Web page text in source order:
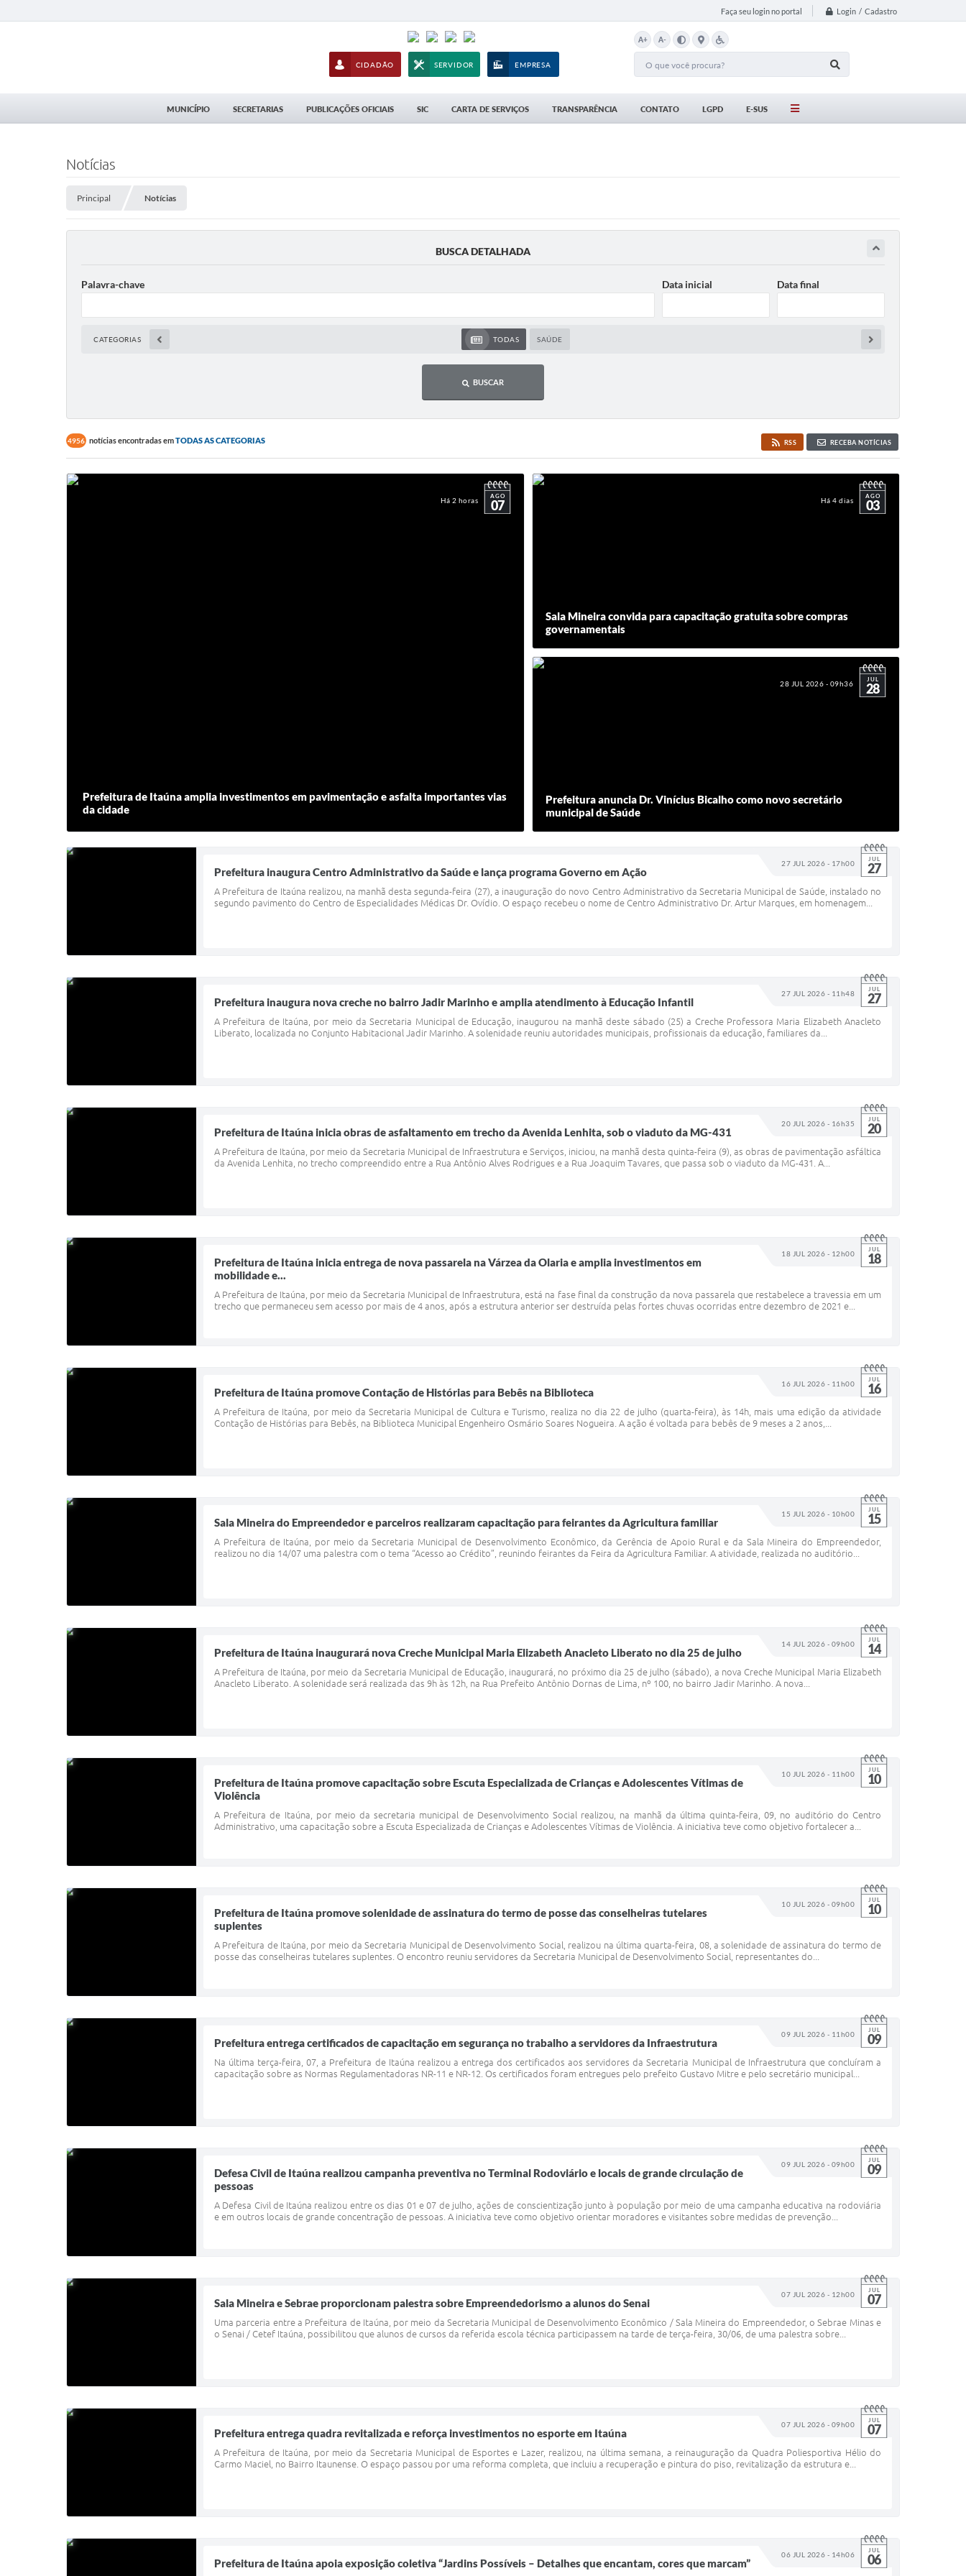
Faça seu login no portal Login / Cadastro
CIDADÃO SERVIDOR EMPRESA
A+ A-
MUNICÍPIO SECRETARIAS PUBLICAÇÕES OFICIAIS SIC CARTA DE SERVIÇOS TRANSPARÊNCIA CONTATO LGPD E-SUS
Notícias
Principal Notícias
BUSCA DETALHADA
Palavra-chave Data inicial Data final
CATEGORIAS TODAS SAÚDE
BUSCAR
4956 notícias encontradas emTODAS AS CATEGORIAS RSS RECEBA NOTÍCIAS
Há 2 horas AGO
07
Prefeitura de Itaúna amplia investimentos em pavimentação e asfalta importantes vias
da cidade
Há 4 dias AGO
03
Sala Mineira convida para capacitação gratuita sobre compras
governamentais
28 JUL 2026 - 09h36 JUL
28
Prefeitura anuncia Dr. Vinícius Bicalho como novo secretário
municipal de Saúde
27 JUL 2026 - 17h00 JUL
27
Prefeitura inaugura Centro Administrativo da Saúde e lança programa Governo em Ação
A Prefeitura de Itaúna realizou, na manhã desta segunda-feira (27), a inauguração do novo Centro Administrativo da Secretaria Municipal de Saúde, instalado no
segundo pavimento do Centro de Especialidades Médicas Dr. Ovídio. O espaço recebeu o nome de Centro Administrativo Dr. Artur Marques, em homenagem...
27 JUL 2026 - 11h48 JUL
27
Prefeitura inaugura nova creche no bairro Jadir Marinho e amplia atendimento à Educação Infantil
A Prefeitura de Itaúna, por meio da Secretaria Municipal de Educação, inaugurou na manhã deste sábado (25) a Creche Professora Maria Elizabeth Anacleto
Liberato, localizada no Conjunto Habitacional Jadir Marinho. A solenidade reuniu autoridades municipais, profissionais da educação, familiares da...
20 JUL 2026 - 16h35 JUL
20
Prefeitura de Itaúna inicia obras de asfaltamento em trecho da Avenida Lenhita, sob o viaduto da MG-431
A Prefeitura de Itaúna, por meio da Secretaria Municipal de Infraestrutura e Serviços, iniciou, na manhã desta quinta-feira (9), as obras de pavimentação asfáltica
da Avenida Lenhita, no trecho compreendido entre a Rua Antônio Alves Rodrigues e a Rua Joaquim Tavares, que passa sob o viaduto da MG-431. A...
18 JUL 2026 - 12h00 JUL
18
Prefeitura de Itaúna inicia entrega de nova passarela na Várzea da Olaria e amplia investimentos em
mobilidade e...
A Prefeitura de Itaúna, por meio da Secretaria Municipal de Infraestrutura, está na fase final da construção da nova passarela que restabelece a travessia em um
trecho que permaneceu sem acesso por mais de 4 anos, após a estrutura anterior ser destruída pelas fortes chuvas ocorridas entre dezembro de 2021 e...
16 JUL 2026 - 11h00 JUL
16
Prefeitura de Itaúna promove Contação de Histórias para Bebês na Biblioteca
A Prefeitura de Itaúna, por meio da Secretaria Municipal de Cultura e Turismo, realiza no dia 22 de julho (quarta-feira), às 14h, mais uma edição da atividade
Contação de Histórias para Bebês, na Biblioteca Municipal Engenheiro Osmário Soares Nogueira. A ação é voltada para bebês de 9 meses a 2 anos,...
15 JUL 2026 - 10h00 JUL
15
Sala Mineira do Empreendedor e parceiros realizaram capacitação para feirantes da Agricultura familiar
A Prefeitura de Itaúna, por meio da Secretaria Municipal de Desenvolvimento Econômico, da Gerência de Apoio Rural e da Sala Mineira do Empreendedor,
realizou no dia 14/07 uma palestra com o tema “Acesso ao Crédito”, reunindo feirantes da Feira da Agricultura Familiar. A atividade, realizada no auditório...
14 JUL 2026 - 09h00 JUL
14
Prefeitura de Itaúna inaugurará nova Creche Municipal Maria Elizabeth Anacleto Liberato no dia 25 de julho
A Prefeitura de Itaúna, por meio da Secretaria Municipal de Educação, inaugurará, no próximo dia 25 de julho (sábado), a nova Creche Municipal Maria Elizabeth
Anacleto Liberato. A solenidade será realizada das 9h às 12h, na Rua Prefeito Antônio Dornas de Lima, nº 100, no bairro Jadir Marinho. A nova...
10 JUL 2026 - 11h00 JUL
10
Prefeitura de Itaúna promove capacitação sobre Escuta Especializada de Crianças e Adolescentes Vítimas de
Violência
A Prefeitura de Itaúna, por meio da secretaria municipal de Desenvolvimento Social realizou, na manhã da última quinta-feira, 09, no auditório do Centro
Administrativo, uma capacitação sobre a Escuta Especializada de Crianças e Adolescentes Vítimas de Violência. A iniciativa teve como objetivo fortalecer a...
10 JUL 2026 - 09h00 JUL
10
Prefeitura de Itaúna promove solenidade de assinatura do termo de posse das conselheiras tutelares
suplentes
A Prefeitura de Itaúna, por meio da Secretaria Municipal de Desenvolvimento Social, realizou na última quarta-feira, 08, a solenidade de assinatura do termo de
posse das conselheiras tutelares suplentes. O encontro reuniu servidores da Secretaria Municipal de Desenvolvimento Social, representantes do...
09 JUL 2026 - 11h00 JUL
09
Prefeitura entrega certificados de capacitação em segurança no trabalho a servidores da Infraestrutura
Na última terça-feira, 07, a Prefeitura de Itaúna realizou a entrega dos certificados aos servidores da Secretaria Municipal de Infraestrutura que concluíram a
capacitação sobre as Normas Regulamentadoras NR-11 e NR-12. Os certificados foram entregues pelo prefeito Gustavo Mitre e pelo secretário municipal...
09 JUL 2026 - 09h00 JUL
09
Defesa Civil de Itaúna realizou campanha preventiva no Terminal Rodoviário e locais de grande circulação de
pessoas
A Defesa Civil de Itaúna realizou entre os dias 01 e 07 de julho, ações de conscientização junto à população por meio de uma campanha educativa na rodoviária
e em outros locais de grande concentração de pessoas. A iniciativa teve como objetivo orientar moradores e visitantes sobre medidas de prevenção...
07 JUL 2026 - 12h00 JUL
07
Sala Mineira e Sebrae proporcionam palestra sobre Empreendedorismo a alunos do Senai
Uma parceria entre a Prefeitura de Itaúna, por meio da Secretaria Municipal de Desenvolvimento Econômico / Sala Mineira do Empreendedor, o Sebrae Minas e
o Senai / Cetef Itaúna, possibilitou que alunos de cursos da referida escola técnica participassem na tarde de terça-feira, 30/06, de uma palestra sobre...
07 JUL 2026 - 09h00 JUL
07
Prefeitura entrega quadra revitalizada e reforça investimentos no esporte em Itaúna
A Prefeitura de Itaúna, por meio da Secretaria Municipal de Esportes e Lazer, realizou, na última semana, a reinauguração da Quadra Poliesportiva Hélio do
Carmo Maciel, no Bairro Itaunense. O espaço passou por uma reforma completa, que incluiu a recuperação e pintura do piso, revitalização da estrutura e...
06 JUL 2026 - 14h06 JUL
06
Prefeitura de Itaúna apoia exposição coletiva “Jardins Possíveis – Detalhes que encantam, cores que marcam”